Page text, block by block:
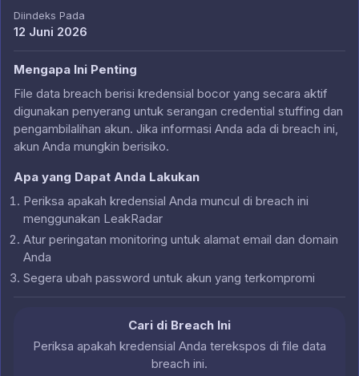
Diindeks Pada
12 Juni 2026
Mengapa Ini Penting
File data breach berisi kredensial bocor yang secara aktif
digunakan penyerang untuk serangan credential stuffing dan
pengambilalihan akun. Jika informasi Anda ada di breach ini,
akun Anda mungkin berisiko.
Apa yang Dapat Anda Lakukan
Periksa apakah kredensial Anda muncul di breach ini
menggunakan LeakRadar
Atur peringatan monitoring untuk alamat email dan domain
Anda
Segera ubah password untuk akun yang terkompromi
Cari di Breach Ini
Periksa apakah kredensial Anda terekspos di file data
breach ini.